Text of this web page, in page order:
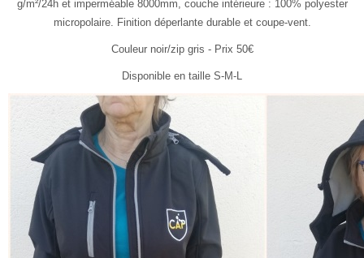
g/m²/24h et imperméable 8000mm, couche intérieure : 100% polyester
micropolaire. Finition déperlante durable et coupe-vent.
Couleur noir/zip gris - Prix 50€
Disponible en taille S-M-L